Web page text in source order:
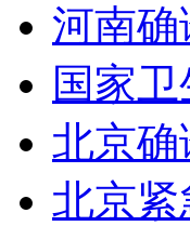
女孩北京地铁殴
无痛分娩是否安
外交部：反对强
河南确
国家
北京确
北京紧